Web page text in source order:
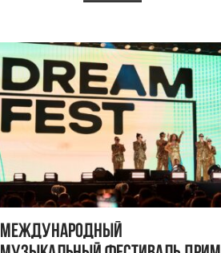
Международный